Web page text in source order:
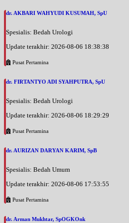
dr. AKBARI WAHYUDI KUSUMAH, SpU
Spesialis: Bedah Urologi
Update terakhir: 2026-08-06 18:38:38
Pusat Pertamina
dr. FIRTANTYO ADI SYAHPUTRA, SpU
Spesialis: Bedah Urologi
Update terakhir: 2026-08-06 18:29:29
Pusat Pertamina
dr. AURIZAN DARYAN KARIM, SpB
Spesialis: Bedah Umum
Update terakhir: 2026-08-06 17:53:55
Pusat Pertamina
dr. Arman Mukhtar, SpOGKOnk